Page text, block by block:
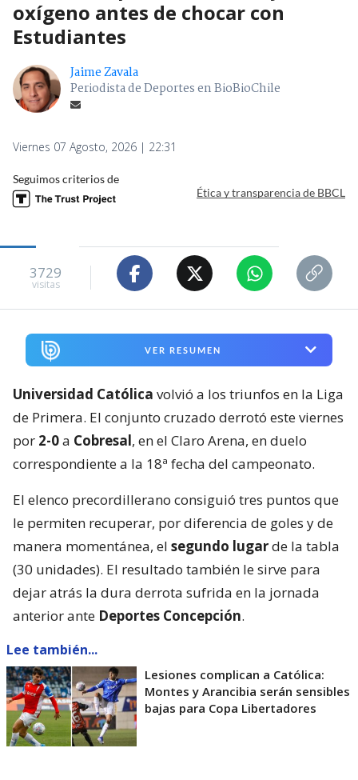
oxígeno antes de chocar con
Estudiantes
Jaime Zavala
Periodista de Deportes en BioBioChile
Viernes 07 Agosto, 2026 | 22:31
Seguimos criterios de
Ética y transparencia de BBCL
3729
visitas
VER RESUMEN
Universidad Católica volvió a los triunfos en la Liga
de Primera. El conjunto cruzado derrotó este viernes
por 2-0a Cobresal, en el Claro Arena, en duelo
correspondiente a la 18ª fecha del campeonato.
El elenco precordillerano consiguió tres puntos que
le permiten recuperar, por diferencia de goles y de
manera momentánea, el segundo lugarde la tabla
(30 unidades). El resultado también le sirve para
dejar atrás la dura derrota sufrida en la jornada
anterior ante Deportes Concepción.
Lee también...
Lesiones complican a Católica:
Montes y Arancibia serán sensibles
bajas para Copa Libertadores